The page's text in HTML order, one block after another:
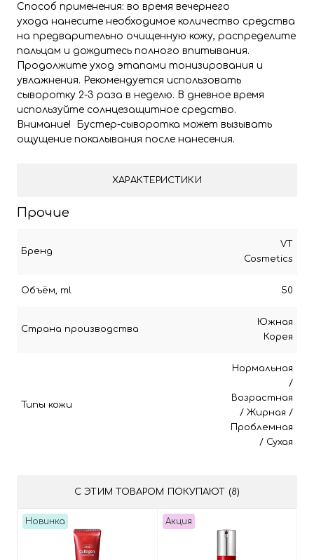
Способ применения: во время вечернего
ухода нанесите необходимое количество средства
на предварительно очищенную кожу, распределите
пальцам и дождитесь полного впитывания.
Продолжите уход этапами тонизирования и
увлажнения. Рекомендуется использовать
сыворотку 2-3 раза в неделю. В дневное время
используйте солнцезащитное средство.
Внимание! Бустер-сыворотка может вызывать
ощущение покалывания после нанесения.
ХАРАКТЕРИСТИКИ
Прочие
Бренд
VT
Cosmetics
Объём, ml 50
Страна производства
Южная
Корея
Типы кожи
Нормальная
/
Возрастная
/ Жирная /
Проблемная
/ Сухая
С ЭТИМ ТОВАРОМ ПОКУПАЮТ (8)
Новинка Акция